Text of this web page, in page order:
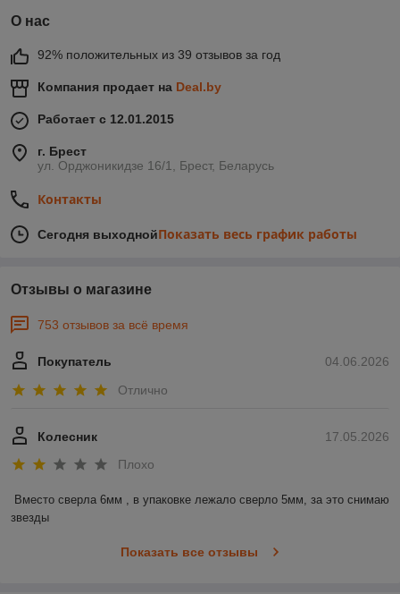
О нас
92% положительных из 39 отзывов за год
Компания продает на Deal.by
Работает с 12.01.2015
г. Брест
ул. Орджоникидзе 16/1, Брест, Беларусь
Контакты
Сегодня выходнойПоказать весь график работы
Отзывы о магазине
753 отзывов за всё время
04.06.2026
Покупатель
Отлично
17.05.2026
Колесник
Плохо
Вместо сверла 6мм , в упаковке лежало сверло 5мм, за это снимаю
звезды
Показать все отзывы